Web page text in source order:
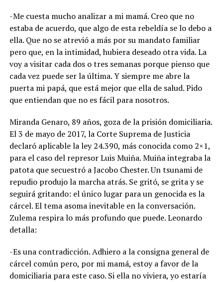
-Me cuesta mucho analizar a mi mamá. Creo que no
estaba de acuerdo, que algo de esta rebeldía se lo debo a
ella. Que no se atrevió a más por su mandato familiar
pero que, en la intimidad, hubiera deseado otra vida. La
voy a visitar cada dos o tres semanas porque pienso que
cada vez puede ser la última. Y siempre me abre la
puerta mi papá, que está mejor que ella de salud. Pido
que entiendan que no es fácil para nosotros.
Miranda Genaro, 89 años, goza de la prisión domiciliaria.
El 3 de mayo de 2017, la Corte Suprema de Justicia
declaró aplicable la ley 24.390, más conocida como 2×1,
para el caso del represor Luis Muiña. Muiña integraba la
patota que secuestró a Jacobo Chester. Un tsunami de
repudio produjo la marcha atrás. Se gritó, se grita y se
seguirá gritando: el único lugar para un genocida es la
cárcel. El tema asoma inevitable en la conversación.
Zulema respira lo más profundo que puede. Leonardo
detalla:
-Es una contradicción. Adhiero a la consigna general de
cárcel común pero, por mi mamá, estoy a favor de la
domiciliaria para este caso. Si ella no viviera, yo estaría